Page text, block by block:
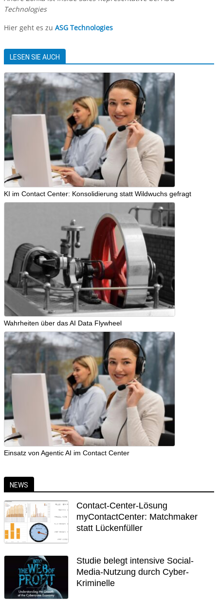
Technologies
Hier geht es zu ASG Technologies
LESEN SIE AUCH
KI im Contact Center: Konsolidierung statt Wildwuchs gefragt
Wahrheiten über das AI Data Flywheel
Einsatz von Agentic AI im Contact Center
NEWS
Contact-Center-Lösung
myContactCenter: Matchmaker
statt Lückenfüller
Studie belegt intensive Social-
Media-Nutzung durch Cyber-
Kriminelle